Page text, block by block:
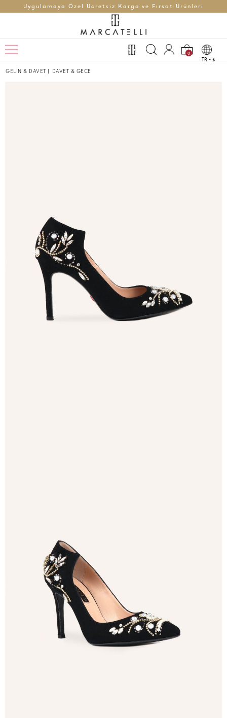
Uygulamaya Özel Ücretsiz Kargo ve Fırsat Ürünleri
0
TR - t
GELİN & DAVET | DAVET & GECE